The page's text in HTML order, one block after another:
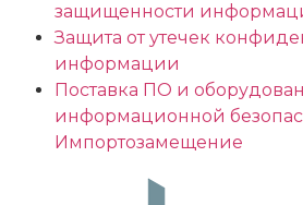
защищенности
Защита от утечек
информации
Поставка ПО и
информационной
Импортозамещение